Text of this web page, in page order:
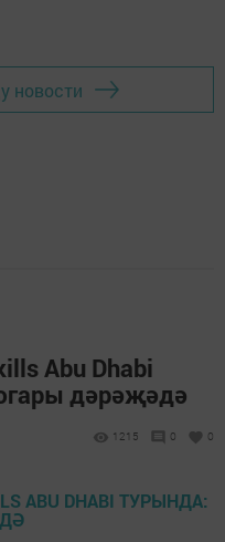
новости
Abu Dhabi
дәрәҗәдә
1215 0 0